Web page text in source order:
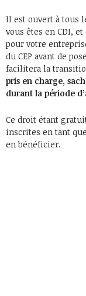
Il est ouvert à tous
vous êtes en CDI,
pour votre
du CEP avant de
facilitera la
pris en charge,
durant la période
Ce droit étant
inscrites en tant
en bénéficier.